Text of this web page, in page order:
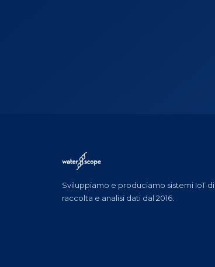
Sviluppiamo e produciamo sistemi IoT di
raccolta e analisi dati dal 2016.